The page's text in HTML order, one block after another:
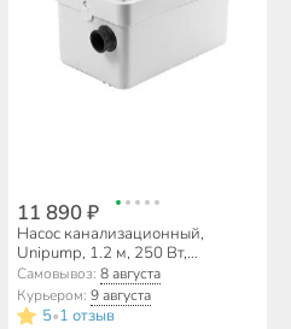
11 890 ₽
Насос канализационный,
Unipump, 1.2 м, 250 Вт,
максимальный напор 4 м, 4.8
м³/ч, SANIVORT 255 M 7м
Самовывоз:8 августа
Курьером:9 августа
5•1 отзыв